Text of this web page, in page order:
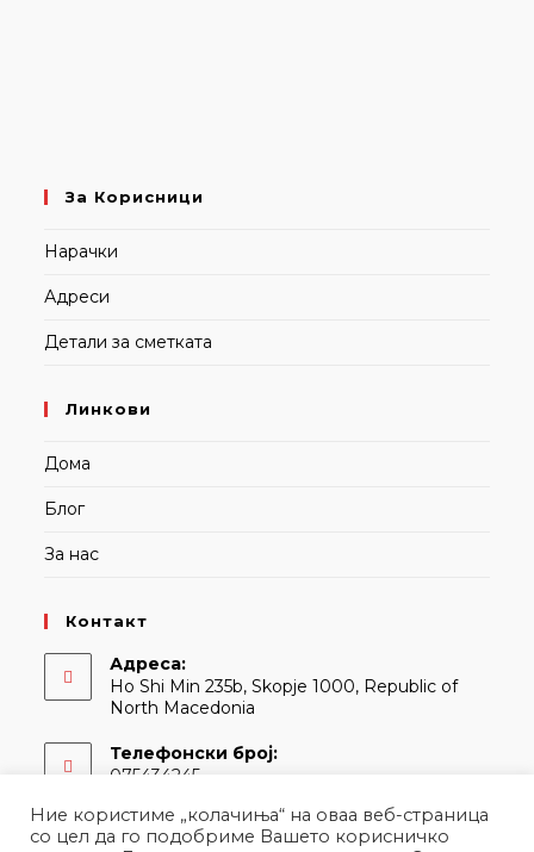
За Корисници
Нарачки
Адреси
Детали за сметката
Линкови
Дома
Блог
За нас
Контакт
Адреса:
Ho Shi Min 235b, Skopje 1000, Republic of
North Macedonia
Телефонски број:
075434245
Е-адреса:
contact@martina.mkOpens
Ние користиме „колачиња“ на оваа веб-страница
со цел да го подобриме Вашето корисничко